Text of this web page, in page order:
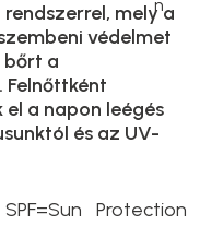
mely a
védelmet
bőrt a
Felnőttként
a napon leégés
és az UV-
Protection